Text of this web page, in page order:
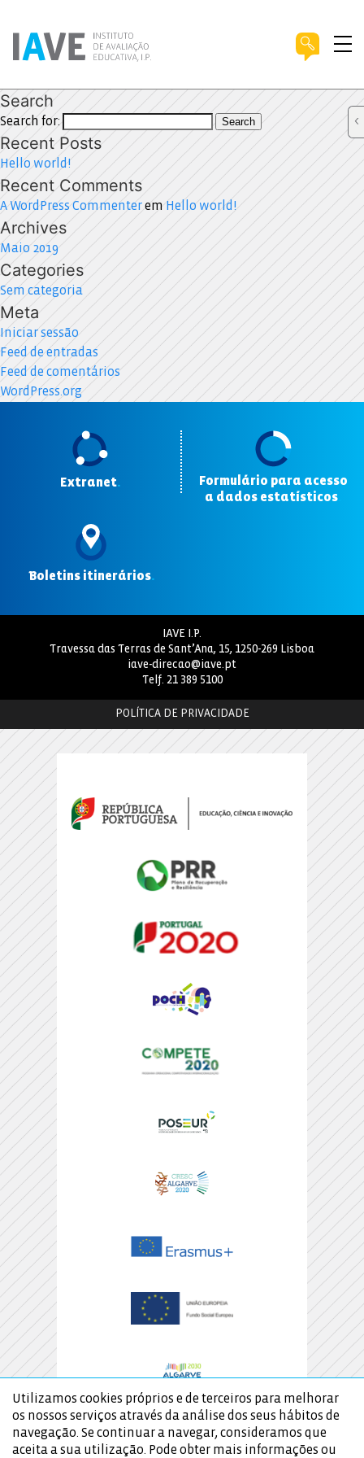
Search
Search for: Search
Recent Posts
Hello world!
Recent Comments
A WordPress Commenterem Hello world!
Archives
Maio 2019
Categories
Sem categoria
Meta
Iniciar sessão
Feed de entradas
Feed de comentários
WordPress.org
Extranet.
Formulário para acesso
a dados estatísticos
Boletins itinerários.
IAVE I.P.
Travessa das Terras de Sant’Ana, 15, 1250-269 Lisboa
iave-direcao@iave.pt
Telf. 21 389 5100
POLÍTICA DE PRIVACIDADE
Utilizamos cookies próprios e de terceiros para melhorar
os nossos serviços através da análise dos seus hábitos de
navegação. Se continuar a navegar, consideramos que
aceita a sua utilização. Pode obter mais informações ou